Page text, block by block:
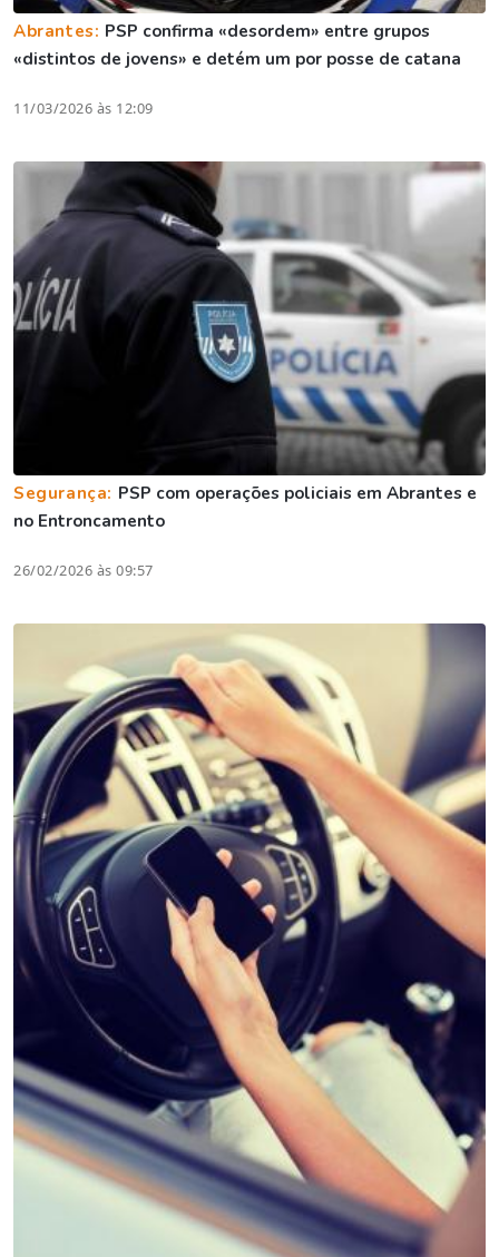
Abrantes: PSP confirma «desordem» entre grupos
«distintos de jovens» e detém um por posse de catana
11/03/2026 às 12:09
Segurança: PSP com operações policiais em Abrantes e
no Entroncamento
26/02/2026 às 09:57